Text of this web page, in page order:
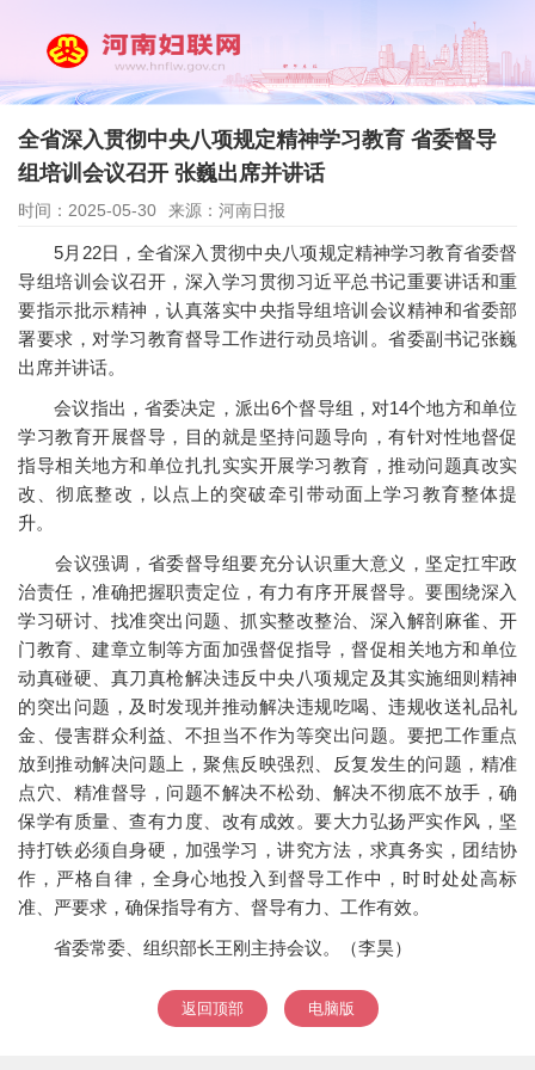
全省深入贯彻中央八项规定精神学习教育 省委督导
组培训会议召开 张巍出席并讲话
时间：2025-05-30 来源：河南日报
5月22日，全省深入贯彻中央八项规定精神学习教育省委督
导组培训会议召开，深入学习贯彻习近平总书记重要讲话和重
要指示批示精神，认真落实中央指导组培训会议精神和省委部
署要求，对学习教育督导工作进行动员培训。省委副书记张巍
出席并讲话。
会议指出，省委决定，派出6个督导组，对14个地方和单位
学习教育开展督导，目的就是坚持问题导向，有针对性地督促
指导相关地方和单位扎扎实实开展学习教育，推动问题真改实
改、彻底整改，以点上的突破牵引带动面上学习教育整体提
升。
会议强调，省委督导组要充分认识重大意义，坚定扛牢政
治责任，准确把握职责定位，有力有序开展督导。要围绕深入
学习研讨、找准突出问题、抓实整改整治、深入解剖麻雀、开
门教育、建章立制等方面加强督促指导，督促相关地方和单位
动真碰硬、真刀真枪解决违反中央八项规定及其实施细则精神
的突出问题，及时发现并推动解决违规吃喝、违规收送礼品礼
金、侵害群众利益、不担当不作为等突出问题。要把工作重点
放到推动解决问题上，聚焦反映强烈、反复发生的问题，精准
点穴、精准督导，问题不解决不松劲、解决不彻底不放手，确
保学有质量、查有力度、改有成效。要大力弘扬严实作风，坚
持打铁必须自身硬，加强学习，讲究方法，求真务实，团结协
作，严格自律，全身心地投入到督导工作中，时时处处高标
准、严要求，确保指导有方、督导有力、工作有效。
省委常委、组织部长王刚主持会议。（李昊）
返回顶部 电脑版